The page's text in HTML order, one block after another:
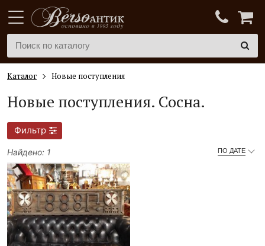
Каталог Новые поступления
Новые поступления. Сосна.
Фильтр
ПО ДАТЕ
Найдено: 1